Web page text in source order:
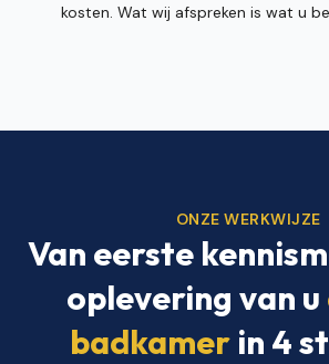
kosten. Wat wij afspreken is wat u
ONZE WERKWIJZE
Van eerste
oplevering van u
badkamer in 4